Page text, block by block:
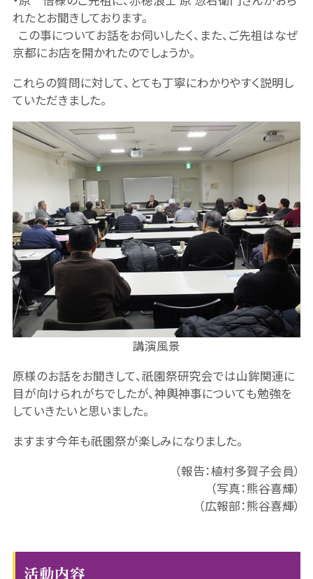
活動内容
れたとお聞きしております。
この事についてお話をお伺いしたく、また、ご先祖はなぜ
京都にお店を開かれたのでしょうか。
これらの質問に対して、とても丁寧にわかりやすく説明し
ていただきました。
講演風景
原様のお話をお聞きして、祇園祭研究会では山鉾関連に
目が向けられがちでしたが、神輿神事についても勉強を
していきたいと思いました。
ますます今年も祇園祭が楽しみになりました。
（報告：植村多賀子会員）
（写真：熊谷喜輝）
（広報部：熊谷喜輝）